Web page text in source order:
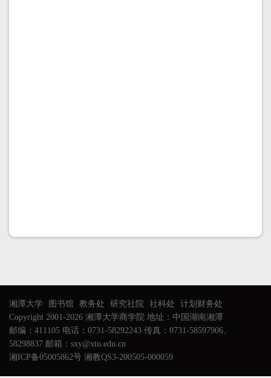
湘潭大学 图书馆 教务处 研究社院 社科处
计划财务处
Copyright 2001-2026 湘潭大学商学院 地址：中国湖南湘潭
邮编：411105 电话：0731-58292243 传真：0731-58597906、
58298837 邮箱：sxy@xtu.edu.cn
湘ICP备05005862号 湘教QS3-200505-000059